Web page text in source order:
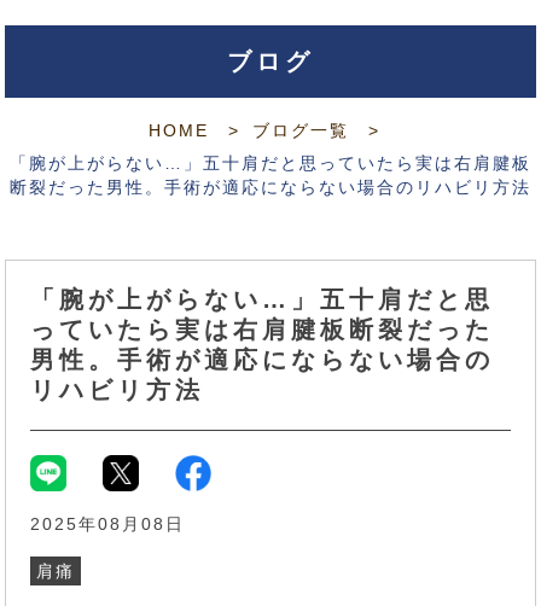
ブログ
HOME
ブログ一覧
「腕が上がらない…」五十肩だと思っていたら実は右肩腱板
断裂だった男性。手術が適応にならない場合のリハビリ方法
「腕が上がらない…」五十肩だと思
っていたら実は右肩腱板断裂だった
男性。手術が適応にならない場合の
リハビリ方法
2025年08月08日
肩痛